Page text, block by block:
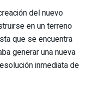
del nuevo
en un terreno
que se encuentra
generar una nueva
inmediata de